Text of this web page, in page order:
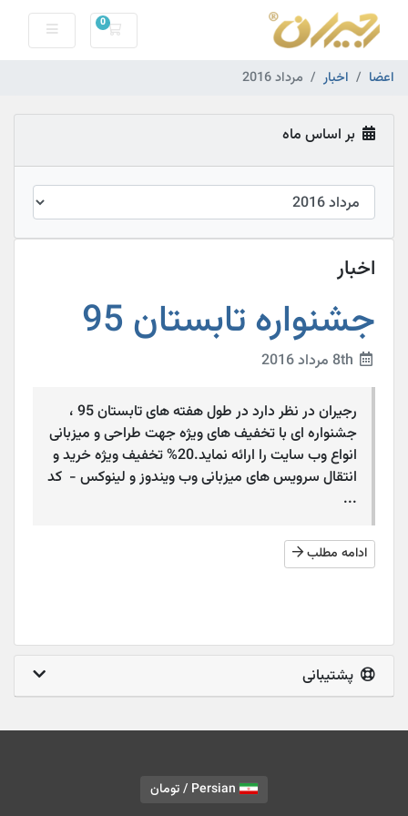
0
کارت خرید
اعضا اخبار مرداد 2016
بر اساس ماه
اخبار
جشنواره تابستان 95
رجیران در نظر دارد در طول هفته های تابستان 95 ،
جشنواره ای با تخفیف های ویژه جهت طراحی و میزبانی
انواع وب سایت را ارائه نماید.20% تخفیف ویژه خرید و
انتقال سرویس های میزبانی وب ویندوز و لینوکس - کد
...
ادامه مطلب
پشتیبانی